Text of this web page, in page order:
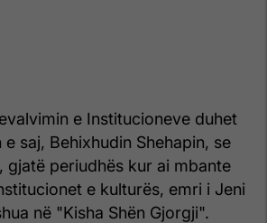
e Institucioneve duhet
saj, Behixhudin Shehapin, se
gjatë periudhës kur ai mbante
e kulturës, emri i Jeni
në "Kisha Shën Gjorgji".